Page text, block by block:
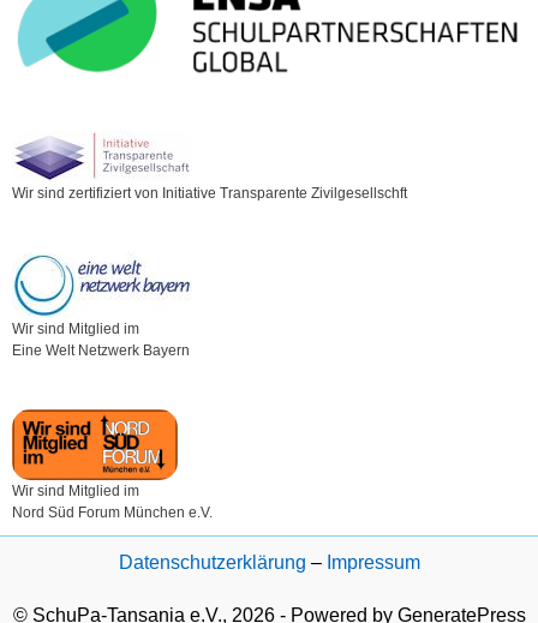
Wir sind zertifiziert von Initiative Transparente Zivilgesellschft
Wir sind Mitglied im
Eine Welt Netzwerk Bayern
Wir sind Mitglied im
Nord Süd Forum München e.V.
Datenschutzerklärung – Impressum
© SchuPa-Tansania e.V., 2026 - Powered by GeneratePress